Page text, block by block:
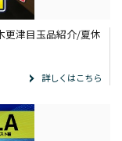
更津目玉品紹介/夏休
詳しくはこちら